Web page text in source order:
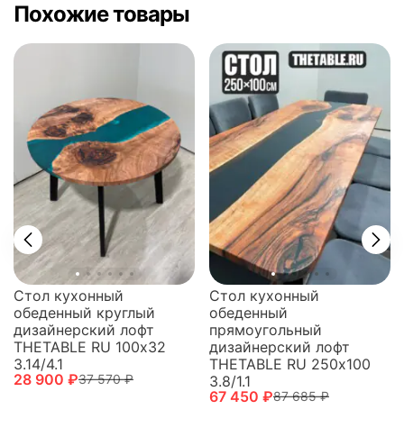
Похожие товары
Стол кухонный
обеденный круглый
дизайнерский лофт
THETABLE RU 100х32
3.14/4.1
28 900 ₽37 570 ₽
Стол кухонный
обеденный
прямоугольный
дизайнерский лофт
THETABLE RU 250х100
3.8/1.1
67 450 ₽87 685 ₽